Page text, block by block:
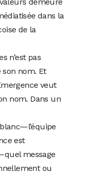
dans la
de la
n’est pas
son nom. Et
veut
nom. Dans un
est
message
ou